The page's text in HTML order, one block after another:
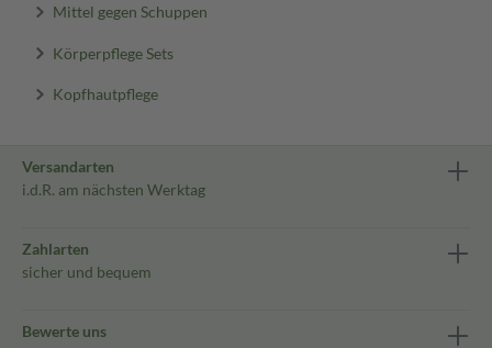
Mittel gegen Schuppen
Körperpflege Sets
Kopfhautpflege
Versandarten
i.d.R. am nächsten Werktag
Zahlarten
sicher und bequem
Bewerte uns